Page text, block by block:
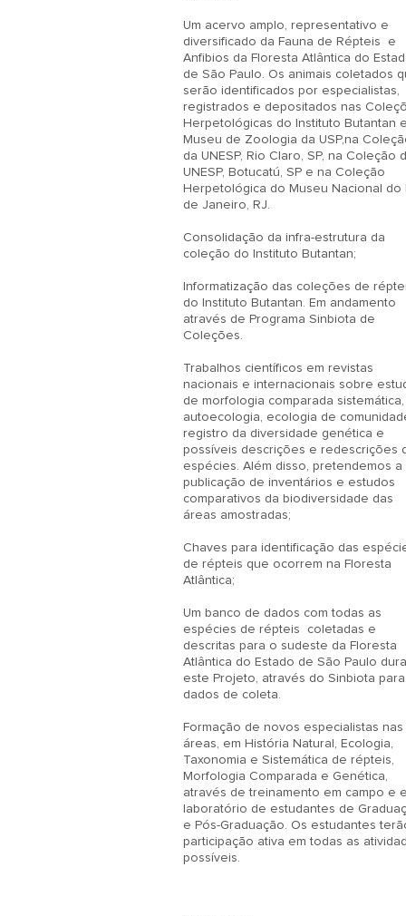
Um acervo amplo, representativo e
diversificado da Fauna de Répteis  e
Anfibios da Floresta Atlântica do
de São Paulo. Os animais coletados
serão identificados por especialistas,
registrados e depositados nas
Herpetológicas do Instituto Butantan
Museu de Zoologia da USP,na
da UNESP, Rio Claro, SP, na Coleção
UNESP, Botucatú, SP e na Coleção
Herpetológica do Museu Nacional do
de Janeiro, RJ.
Consolidação da infra-estrutura da
coleção do Instituto Butantan;
Informatização das coleções de
do Instituto Butantan. Em andamento
através de Programa Sinbiota de
Coleções.
Trabalhos científicos em revistas
nacionais e internacionais sobre
de morfologia comparada sistemática,
autoecologia, ecologia de
registro da diversidade genética e
possíveis descrições e redescrições
espécies. Além disso, pretendemos a
publicação de inventários e estudos
comparativos da biodiversidade das
áreas amostradas;
Chaves para identificação das
de répteis que ocorrem na Floresta
Atlântica;
Um banco de dados com todas as
espécies de répteis  coletadas e
descritas para o sudeste da Floresta
Atlântica do Estado de São Paulo
este Projeto, através do Sinbiota para
dados de coleta.
Formação de novos especialistas nas
áreas, em História Natural, Ecologia,
Taxonomia e Sistemática de répteis,
Morfologia Comparada e Genética,
através de treinamento em campo e
laboratório de estudantes de
e Pós-Graduação. Os estudantes
participação ativa em todas as
possíveis.